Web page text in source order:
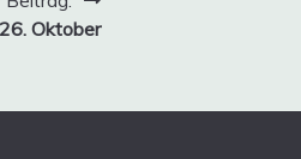
Oktober